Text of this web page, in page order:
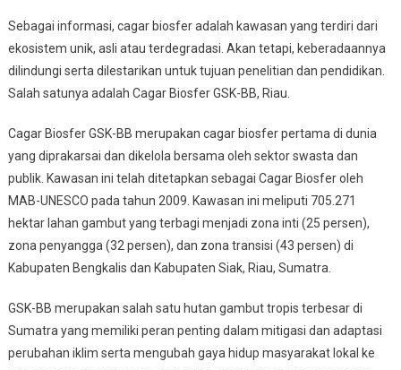
Sebagai informasi, cagar biosfer adalah kawasan yang terdiri dari
ekosistem unik, asli atau terdegradasi. Akan tetapi, keberadaannya
dilindungi serta dilestarikan untuk tujuan penelitian dan pendidikan.
Salah satunya adalah Cagar Biosfer GSK-BB, Riau.
Cagar Biosfer GSK-BB merupakan cagar biosfer pertama di dunia
yang diprakarsai dan dikelola bersama oleh sektor swasta dan
publik. Kawasan ini telah ditetapkan sebagai Cagar Biosfer oleh
MAB-UNESCO pada tahun 2009. Kawasan ini meliputi 705.271
hektar lahan gambut yang terbagi menjadi zona inti (25 persen),
zona penyangga (32 persen), dan zona transisi (43 persen) di
Kabupaten Bengkalis dan Kabupaten Siak, Riau, Sumatra.
GSK-BB merupakan salah satu hutan gambut tropis terbesar di
Sumatra yang memiliki peran penting dalam mitigasi dan adaptasi
perubahan iklim serta mengubah gaya hidup masyarakat lokal ke